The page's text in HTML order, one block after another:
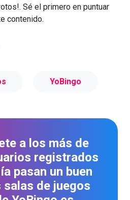
Sé el primero en puntuar
contenido.
YoBingo
a los más de
registrados
pasan un buen
salas de juegos